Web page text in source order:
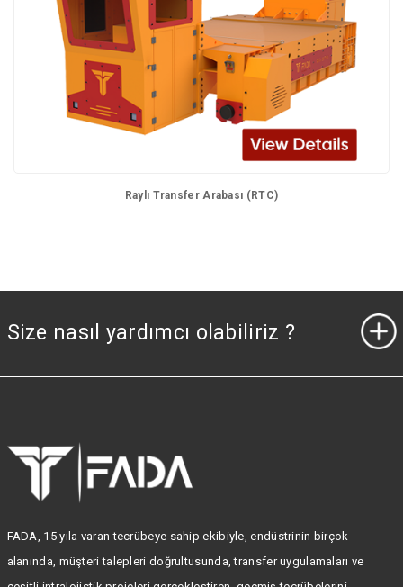
Raylı Transfer Arabası (RTC)
Size nasıl yardımcı olabiliriz ?
FADA, 15 yıla varan tecrübeye sahip ekibiyle, endüstrinin birçok
alanında, müşteri talepleri doğrultusunda, transfer uygulamaları ve